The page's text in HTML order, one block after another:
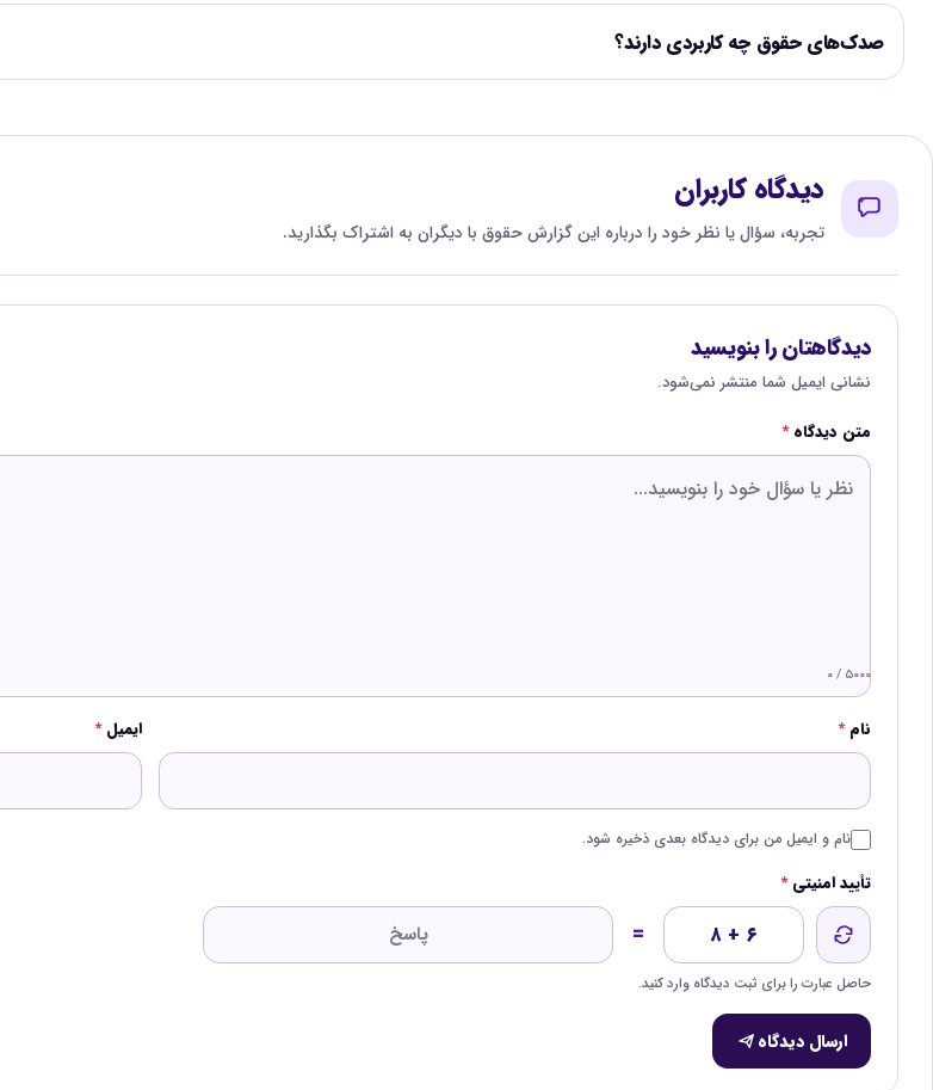
صدک‌های حقوق چه کاربردی دارند؟
دیدگاه کاربران
تجربه، سؤال یا نظر خود را درباره این گزارش حقوق با دیگران به اشتراک بگذارید.
دیدگاهتان را بنویسید
نشانی ایمیل شما منتشر نمی‌شود.
متن دیدگاه*
۰ / ۵۰۰۰
نام* ایمیل*
نام و ایمیل من برای دیدگاه بعدی ذخیره شود.
تأیید امنیتی*
۸ + ۶ =
حاصل عبارت را برای ثبت دیدگاه وارد کنید.
ارسال دیدگاه